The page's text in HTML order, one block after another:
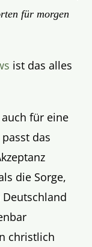
für morgen
ist das alles
für eine
das
die Sorge,
christlich